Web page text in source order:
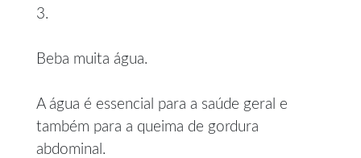
3.
Beba muita água.
A água é essencial para a saúde geral e
também para a queima de gordura
abdominal.